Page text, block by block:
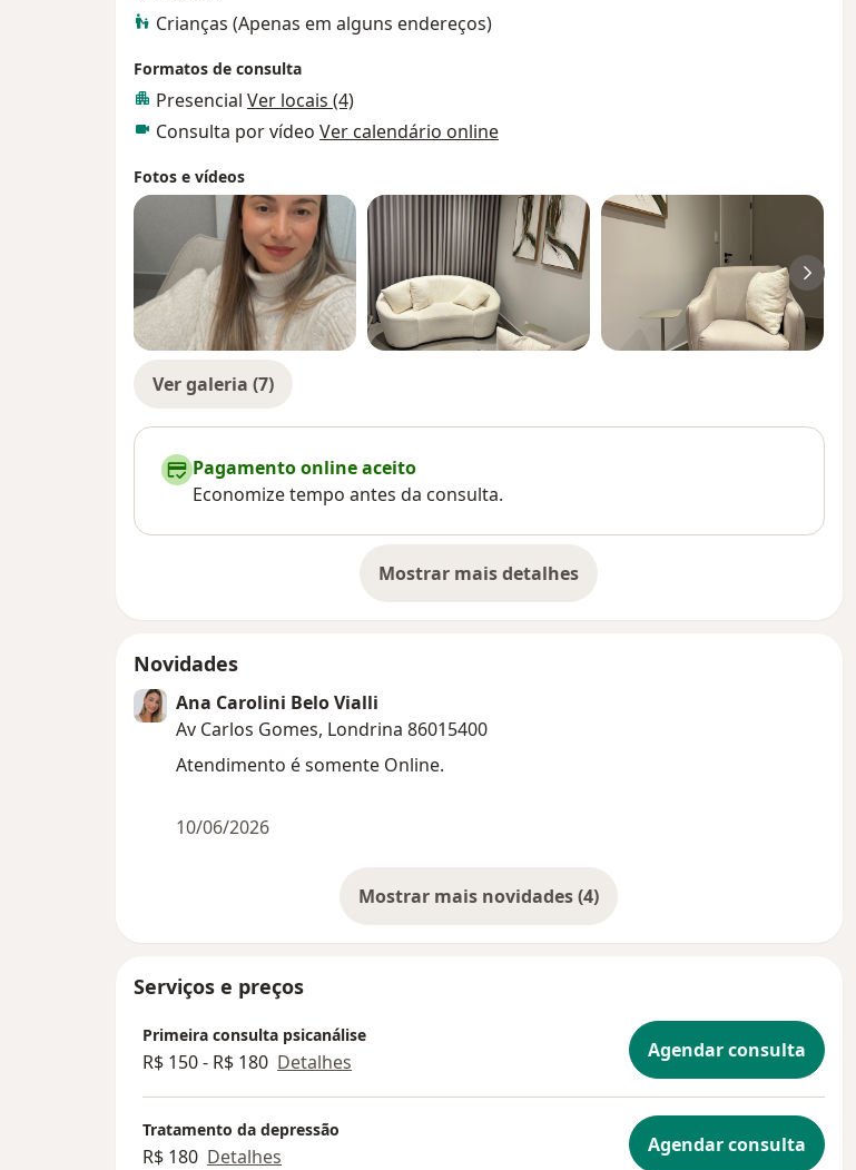
Crianças (Apenas em alguns endereços)
Formatos de consulta
Presencial Ver locais (4)
Consulta por vídeo Ver calendário online
Fotos e vídeos
Ver galeria (7)
Pagamento online aceito
Economize tempo antes da consulta.
Mostrar mais detalhes
sobre a experiência
Novidades
Ana Carolini Belo Vialli
Av Carlos Gomes, Londrina 86015400
Atendimento é somente Online.
10/06/2026
Mostrar mais novidades (4)
Serviços e preços
Primeira consulta psicanálise
R$ 150 - R$ 180 Detalhes Agendar consulta
Tratamento da depressão
R$ 180 Detalhes Agendar consulta